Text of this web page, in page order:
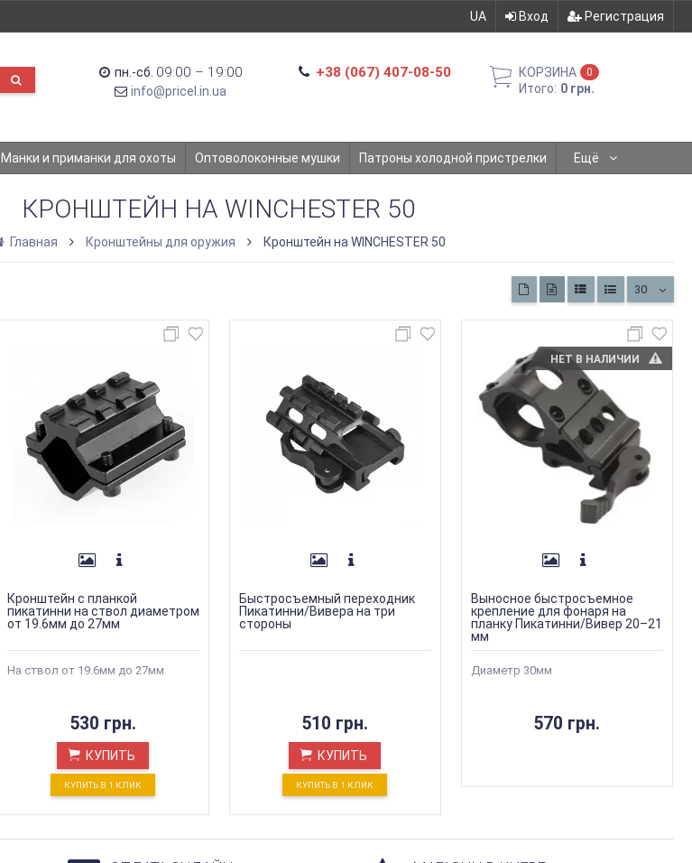
UA Вход Регистрация
пн.-сб. 09:00 – 19:00
info@pricel.in.ua
+38 (067) 407-08-50 КОРЗИНА 0
Итого: 0 грн.
Манки и приманки для охоты Оптоволоконные мушки Патроны холодной пристрелки Ещё
КРОНШТЕЙН НА WINCHESTER 50
Главная Кронштейны для оружия Кронштейн на WINCHESTER 50
30
Кронштейн с планкой
пикатинни на ствол диаметром
от 19.6мм до 27мм
На ствол от 19.6мм до 27мм
530 грн.
КУПИТЬ
КУПИТЬ В 1 КЛИК
Быстросъемный переходник
Пикатинни/Вивера на три
стороны
510 грн.
КУПИТЬ
КУПИТЬ В 1 КЛИК
НЕТ В НАЛИЧИИ
Выносное быстросъемное
крепление для фонаря на
планку Пикатинни/Вивер 20–21
мм
Диаметр 30мм
570 грн.